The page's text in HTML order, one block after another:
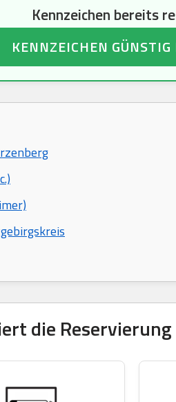
Kennzeichen bereits
KENNZEICHEN
die Reservierung